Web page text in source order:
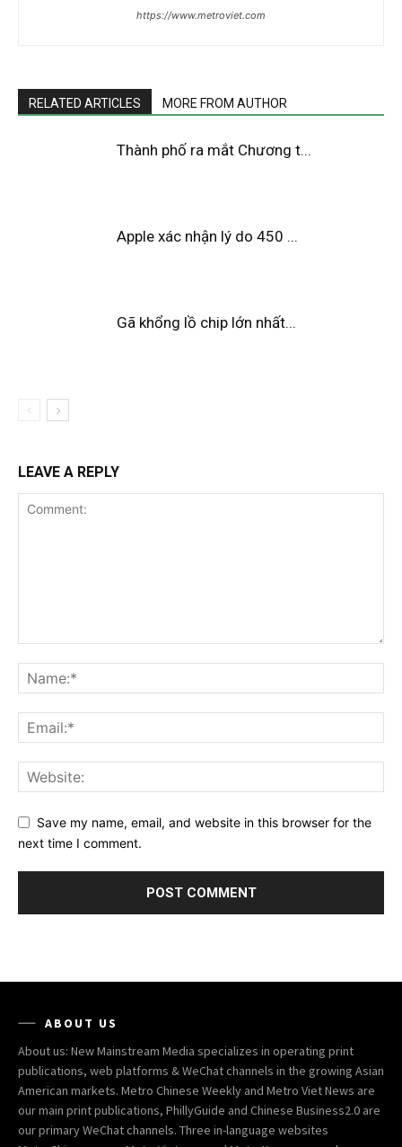
https://www.metroviet.com
RELATED ARTICLES MORE FROM AUTHOR
Thành phố ra mắt Chương t...
Apple xác nhận lý do 450 ...
Gã khổng lồ chip lớn nhất...
LEAVE A REPLY
Save my name, email, and website in this browser for the
next time I comment.
ABOUT US
About us: New Mainstream Media specializes in operating print
publications, web platforms & WeChat channels in the growing Asian
American markets. Metro Chinese Weekly and Metro Viet News are
our main print publications, PhillyGuide and Chinese Business2.0 are
our primary WeChat channels. Three in-language websites